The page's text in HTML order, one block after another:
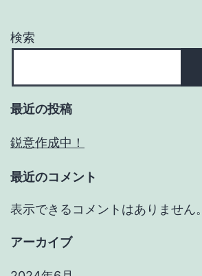
検索
最近の投稿
鋭意作成中！
最近のコメント
表示できるコメントはありません。
アーカイブ